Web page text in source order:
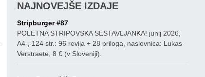
NAJNOVEJŠE IZDAJE
Stripburger #87
POLETNA STRIPOVSKA SESTAVLJANKA! junij 2026,
A4-, 124 str.: 96 revija + 28 priloga, naslovnica: Lukas
Verstraete, 8 € (v Sloveniji).